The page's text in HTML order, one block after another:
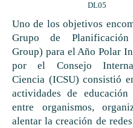
DL05
Uno de los objetivos
Grupo de Planificación
Group) para el Año Polar
por el Consejo
Ciencia (ICSU) consistió
actividades de
entre organismos,
alentar la creación de